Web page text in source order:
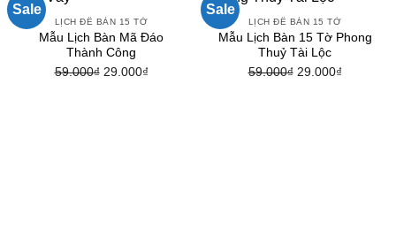
Sale
LỊCH ĐỂ BÀN 15 TỜ
Mẫu Lịch Bàn Mã Đáo
Thành Công
59.000₫ Giá
29.000₫
Sale
LỊCH ĐỂ BÀN 15 TỜ
Mẫu Lịch Bàn 15 Tờ Phong
Thuỷ Tài Lộc
59.000₫ Giá
29.000₫